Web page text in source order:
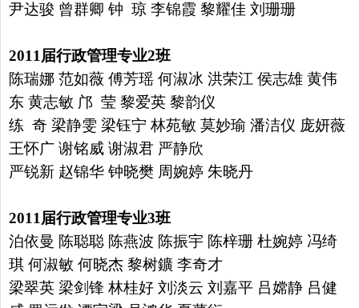
尹达骏 曾群卿 钟 琼 李锦霞 黎耀佳 刘珊珊
2011 届行政管理专业2班
陈瑞娜 范如薇 傅芳瑶 何淑冰 洪荣江 侯志雄 黄伟
东 黄志敏 邝 莹 黎爱英 黎韵仪
练 奇 梁静雯 梁钰宁 林苑敏 莫妙瑜 潘洁仪 庞妍薇
王怀广 谢铭威 谢淑君 严静欣
严锐新 赵锦华 钟晓樊 周婉婷 朱晓丹
2011 届行政管理专业3班
泊依曼 陈聪聪 陈燕波 陈振宇 陈梓珊 杜婉婷 冯绮
琪 何淑敏 何晓杰 黎树鑛 李奇才
梁翠英 梁剑锋 林桂好 刘淡云 刘嘉平 吕嫦静 吕健